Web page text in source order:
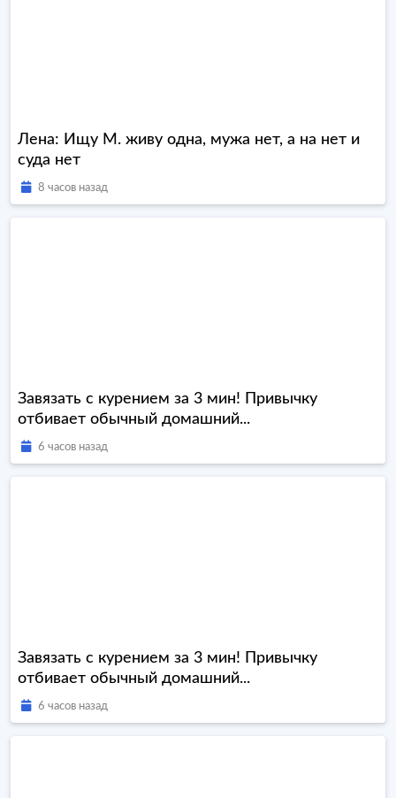
Лена: Ищу М. живу одна, мужа нет, а на нет и
суда нет
8 часов назад
Завязать с курением за 3 мин! Привычку
отбивает обычный домашний...
6 часов назад
Завязать с курением за 3 мин! Привычку
отбивает обычный домашний...
6 часов назад